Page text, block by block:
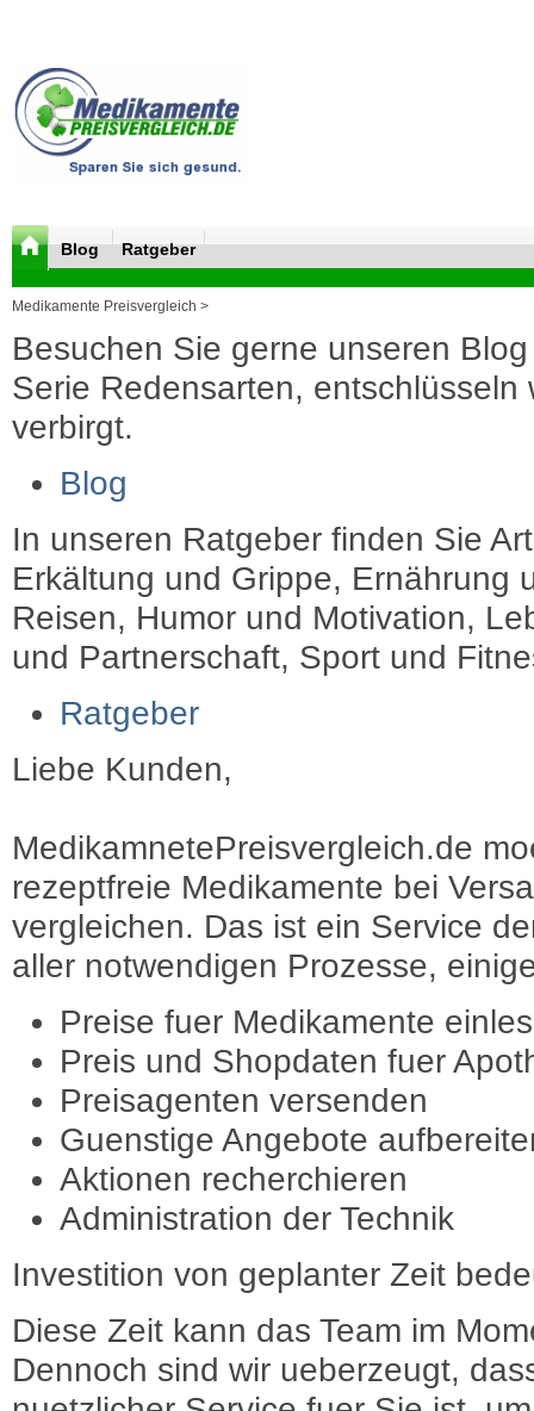
Blog Ratgeber
Medikamente Preisvergleich >
Besuchen Sie gerne unseren
Serie Redensarten, entschlüsseln
verbirgt.
Blog
In unseren Ratgeber finden Sie
Erkältung und Grippe, Ernährung
Reisen, Humor und Motivation,
und Partnerschaft, Sport und
Ratgeber
Liebe Kunden,
MedikamnetePreisvergleich.de
rezeptfreie Medikamente bei
vergleichen. Das ist ein Service
aller notwendigen Prozesse,
Preise fuer Medikamente
Preis und Shopdaten fuer
Preisagenten versenden
Guenstige Angebote
Aktionen recherchieren
Administration der Technik
Investition von geplanter Zeit
Diese Zeit kann das Team im
Dennoch sind wir ueberzeugt,